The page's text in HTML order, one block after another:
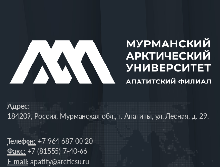
Адрес:
184209, Россия, Мурманская обл., г. Апатиты, ул. Лесная, д. 29.
Телефон: +7 964 687 00 20
Факс: +7 (81555) 7-40-66
E-mail: apatity@arcticsu.ru